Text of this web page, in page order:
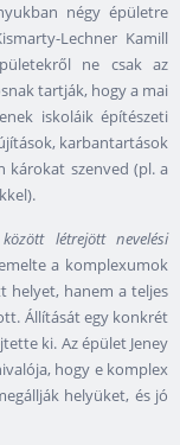
négy épületre
Lechner Kamill
ne csak az
tartják, hogy a mai
iskoláik építészeti
karbantartások
károkat szenved (pl. a
létrejött nevelési
a komplexumok
helyet, hanem a teljes
Állítását egy konkrét
ki. Az épület Jeney
hogy e komplex
helyüket, és jó